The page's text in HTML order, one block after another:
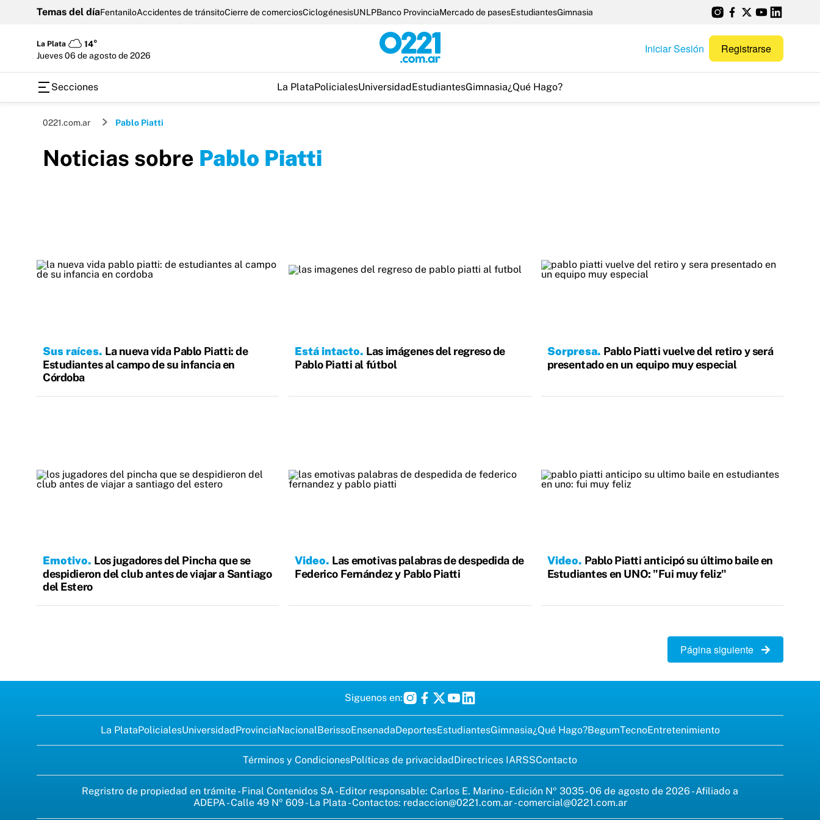
Temas del díaFentaniloAccidentes de tránsitoCierre de comerciosCiclogénesisUNLPBanco ProvinciaMercado de pasesEstudiantesGimnasia
La Plata
14°
jueves 06 de agosto de 2026
Iniciar Sesión Registrarse
Secciones La PlataPolicialesUniversidadEstudiantesGimnasia¿Qué Hago?
0221.com.ar Pablo Piatti
Noticias sobre Pablo Piatti
Sus raíces La nueva vida Pablo Piatti: de
Estudiantes al campo de su infancia en
Córdoba
Está intacto Las imágenes del regreso de
Pablo Piatti al fútbol
Sorpresa Pablo Piatti vuelve del retiro y será
presentado en un equipo muy especial
Emotivo Los jugadores del Pincha que se
despidieron del club antes de viajar a Santiago
del Estero
Video Las emotivas palabras de despedida de
Federico Fernández y Pablo Piatti
Video Pablo Piatti anticipó su último baile en
Estudiantes en UNO: "Fui muy feliz"
Página siguiente
Siguenos en:
La PlataPolicialesUniversidadProvinciaNacionalBerissoEnsenadaDeportesEstudiantesGimnasia¿Qué Hago?BegumTecnoEntretenimiento
Términos y CondicionesPolíticas de privacidadDirectrices IARSSContacto
Regristro de propiedad en trámite - Final Contenidos SA - Editor responsable: Carlos E. Marino - Edición Nº 3035 - 06 de agosto de 2026 - Afiliado a
ADEPA - Calle 49 Nº 609 - La Plata - Contactos: redaccion@0221.com.ar-comercial@0221.com.ar